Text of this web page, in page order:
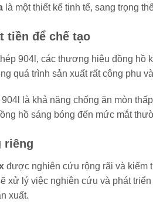
là một thiết kế tinh tế, sang trọng
tiền để chế tạo
904l, các thương hiệu đồng hồ
quá trình sản xuất rất công phu
là khả năng chống ăn mòn
hồ sáng bóng đến mức mắt
riêng
được nghiên cứu rộng rãi và kiểm
xử lý việc nghiên cứu và phát
xuất.